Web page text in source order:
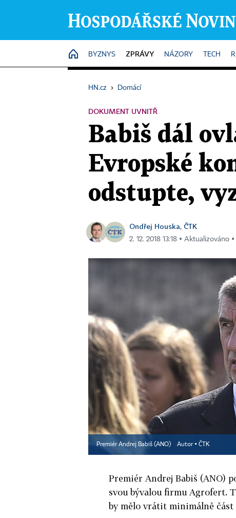
HOME
BYZNYS ZPRÁVY NÁZORY TECH
HN.cz › Domácí
DOKUMENT UVNITŘ
Babiš dál
Evropské
odstupte,
Ondřej Houska, ČTK
2. 12. 2018 13:18 ▪ Aktualizováno
Premiér Andrej Babiš (ANO) Autor ▪ ČTK
Premiér Andrej Babiš (ANO)
svou bývalou firmu Agrofert.
by mělo vrátit minimálně